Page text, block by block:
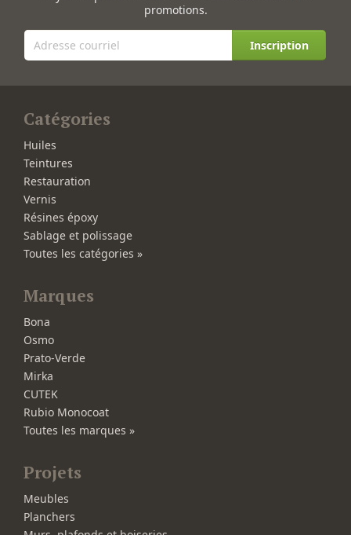
promotions.
Inscription
Catégories
Huiles
Teintures
Restauration
Vernis
Résines époxy
Sablage et polissage
Toutes les catégories »
Marques
Bona
Osmo
Prato-Verde
Mirka
CUTEK
Rubio Monocoat
Toutes les marques »
Projets
Meubles
Planchers